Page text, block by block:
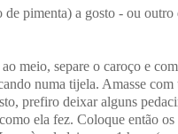
de pimenta) a gosto - ou outro
meio, separe o caroço e
numa tijela. Amasse
prefiro deixar alguns
ela fez. Coloque então